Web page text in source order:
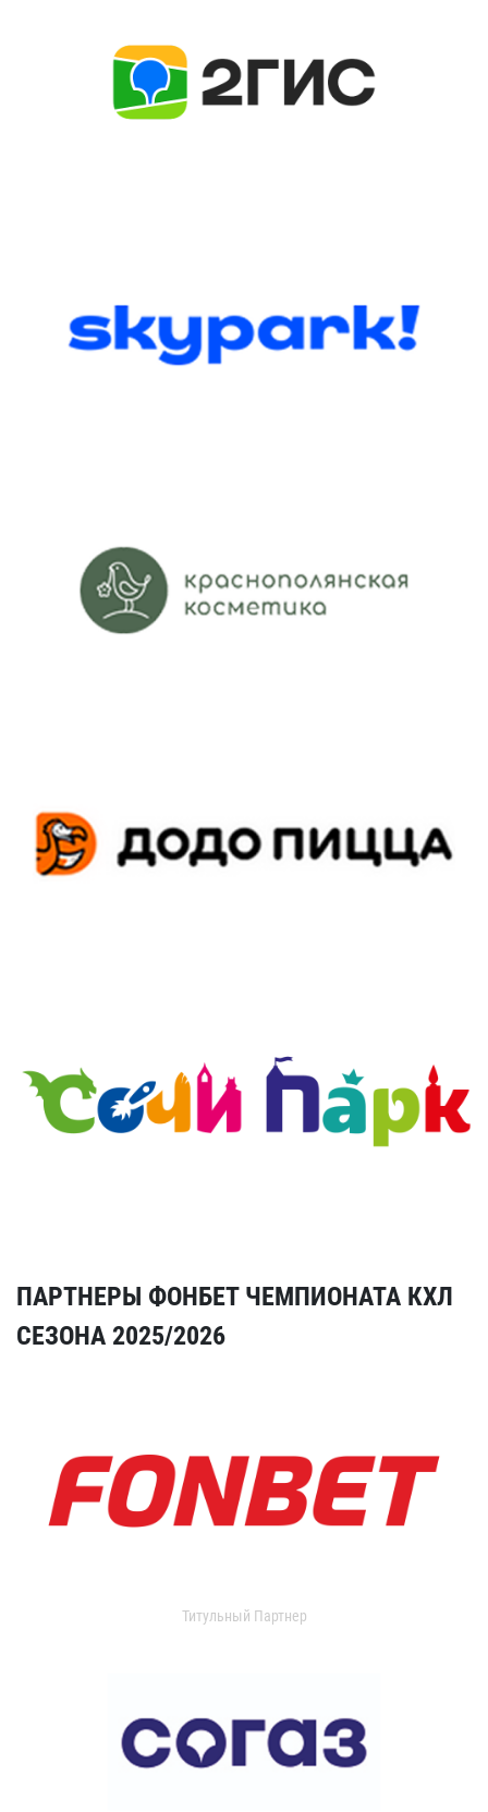
ПАРТНЕРЫ ФОНБЕТ ЧЕМПИОНАТА КХЛ
СЕЗОНА 2025/2026
Титульный Партнер